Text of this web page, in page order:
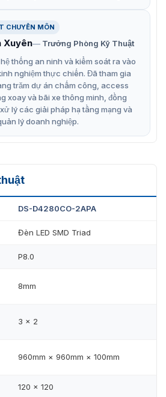
đặc biệt.
CHUYÊN MÔN
Xuyên
Trưởng Phòng Kỹ Thuật
thống an ninh và kiểm soát ra vào
nghiệm thực chiến. Đã tham gia
trăm dự án chấm công, access
xoay và bãi xe thông minh, đồng
lý các giải pháp hạ tầng mạng và
lý doanh nghiệp.
DS-D4280CO-2APA
Đèn LED SMD Triad
P8.0
8mm
3 × 2
960mm × 960mm × 100mm
120 × 120